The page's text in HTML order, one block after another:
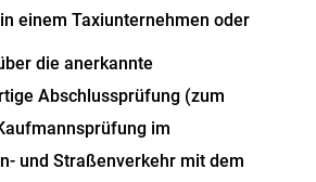
einem Taxiunternehmen oder
die anerkannte
Abschlussprüfung (zum
im
und Straßenverkehr mit dem